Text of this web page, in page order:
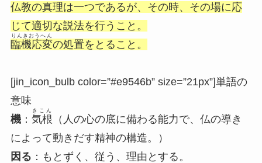
仏教の真理は一つであるが、その時、その場に応
じて適切な説法を行うこと。
臨機応変
りんきおうへん
の処置をとること。
[jin_icon_bulb color=”#e9546b” size=”21px”]単語の
意味
機： 気根
きこん
（人の心の底に備わる能力で、仏の導き
によって動きだす精神の構造。）
因る ：もとずく、従う、理由とする。